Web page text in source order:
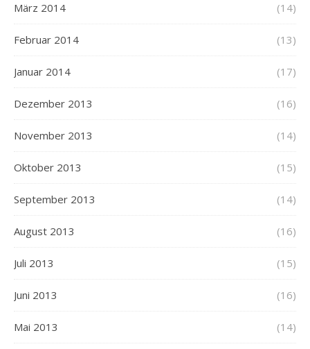
März 2014 (14)
Februar 2014 (13)
Januar 2014 (17)
Dezember 2013 (16)
November 2013 (14)
Oktober 2013 (15)
September 2013 (14)
August 2013 (16)
Juli 2013 (15)
Juni 2013 (16)
Mai 2013 (14)